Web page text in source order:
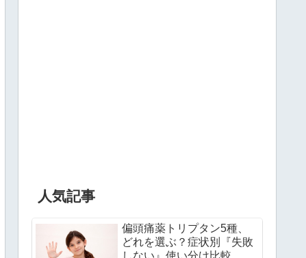
人気記事
偏頭痛薬トリプタン5種、
どれを選ぶ？症状別『失敗